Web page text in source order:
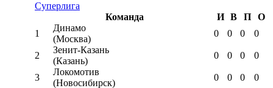
Суперлига
Команда
И В П
О
1
Динамо
(Москва)
0 0 0 0
2
Зенит-Казань
(Казань)
0 0 0 0
3
Локомотив
(Новосибирск)
0 0 0 0